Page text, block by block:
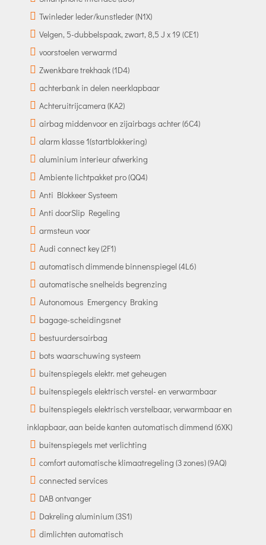
Twinleder leder/kunstleder (N1X)
Velgen, 5-dubbelspaak, zwart, 8,5 J x 19 (CE1)
voorstoelen verwarmd
Zwenkbare trekhaak (1D4)
achterbank in delen neerklapbaar
Achteruitrijcamera (KA2)
airbag middenvoor en zijairbags achter (6C4)
alarm klasse 1(startblokkering)
aluminium interieur afwerking
Ambiente lichtpakket pro (QQ4)
Anti Blokkeer Systeem
Anti doorSlip Regeling
armsteun voor
Audi connect key (2F1)
automatisch dimmende binnenspiegel (4L6)
automatische snelheids begrenzing
Autonomous Emergency Braking
bagage-scheidingsnet
bestuurdersairbag
bots waarschuwing systeem
buitenspiegels elektr. met geheugen
buitenspiegels elektrisch verstel- en verwarmbaar
buitenspiegels elektrisch verstelbaar, verwarmbaar en
inklapbaar, aan beide kanten automatisch dimmend (6XK)
buitenspiegels met verlichting
comfort automatische klimaatregeling (3 zones) (9AQ)
connected services
DAB ontvanger
Dakreling aluminium (3S1)
dimlichten automatisch